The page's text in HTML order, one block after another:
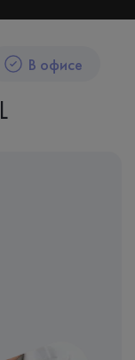
В офисе